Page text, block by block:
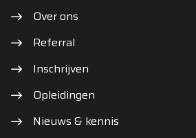
Over ons
Referral
Inschrijven
Opleidingen
Nieuws & kennis